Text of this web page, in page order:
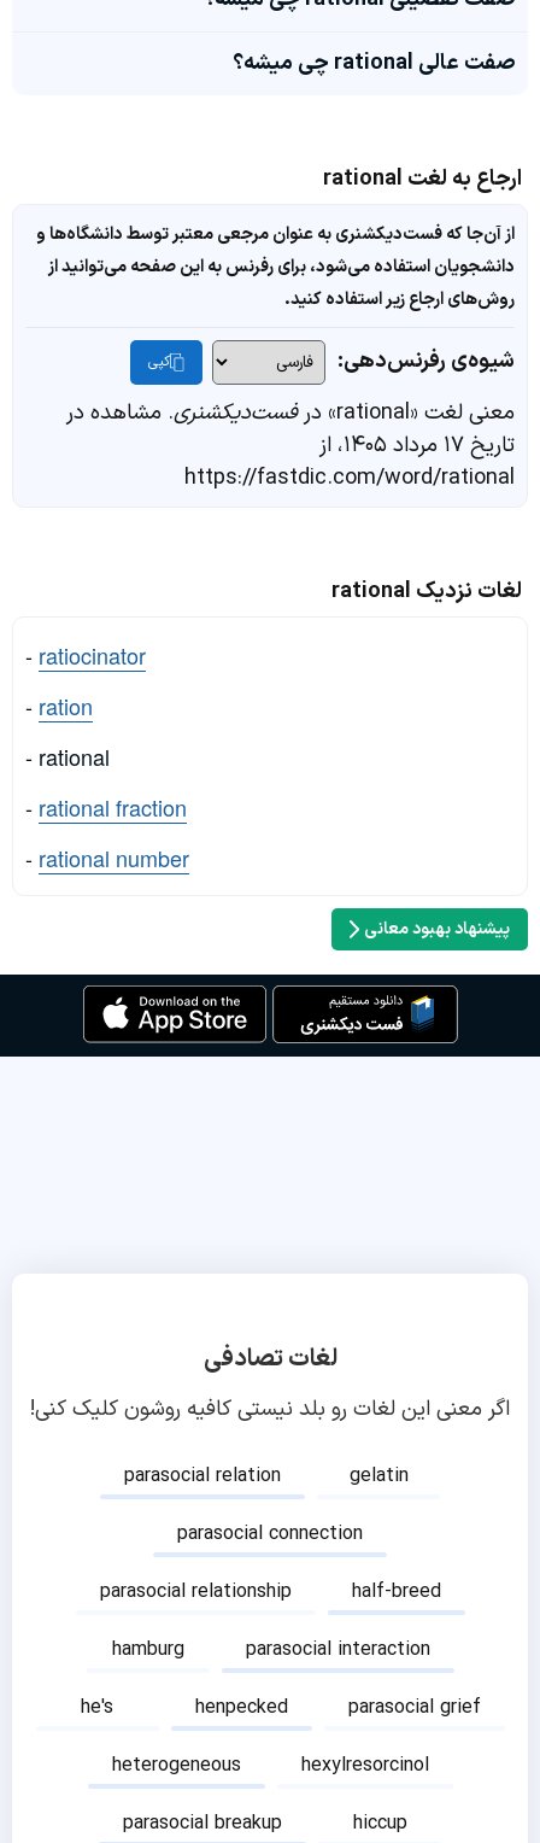
صفت عالی rational چی میشه؟
ارجاع به لغت rational
از آن‌جا که فست‌دیکشنری به عنوان مرجعی معتبر توسط دانشگاه‌ها و
دانشجویان استفاده می‌شود، برای رفرنس به این صفحه می‌توانید از
روش‌های ارجاع زیر استفاده کنید.
شیوه‌ی رفرنس‌دهی: کپی
معنی لغت «rational» در فست‌دیکشنری. مشاهده در
تاریخ ۱۷ مرداد ۱۴۰۵، از
https://fastdic.com/word/rational
لغات نزدیک rational
- ratiocinator
- ration
- rational
- rational fraction
- rational number
پیشنهاد بهبود معانی
لغات تصادفی
اگر معنی این لغات رو بلد نیستی کافیه روشون کلیک کنی!
parasocial relation
gelatin
parasocial connection
parasocial relationship
half-breed
hamburg
parasocial interaction
he's
henpecked
parasocial grief
heterogeneous
hexylresorcinol
parasocial breakup
hiccup